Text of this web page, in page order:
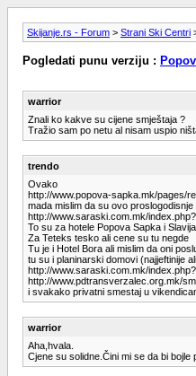
Skijanje.rs - Forum > Strani Ski Centri
Pogledati punu verziju :
warrior
Znali ko kakve su cijene smještaja ?
Tražio sam po netu al nisam uspio
trendo
Ovako
http://www.popova-sapka.mk/pages/
mada mislim da su ovo
http://www.saraski.com.mk/
To su za hotele Popova Sapka i Slavija
Za Teteks tesko ali cene su tu negde
Tu je i Hotel Bora ali mislim da oni
tu su i planinarski domovi (najjeftinije
http://www.saraski.com.mk/
http://www.pdtransverzalec.org.mk/
i svakako privatni smestaj u
warrior
Aha,hvala.
Cjene su solidne.Čini mi se da bi